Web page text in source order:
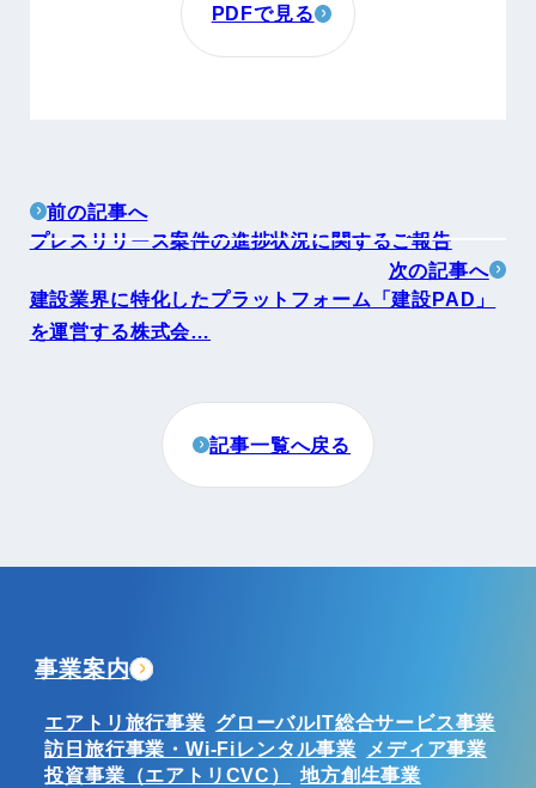
PDFで見る
前の記事へ
プレスリリース案件の進捗状況に関するご報告
次の記事へ
建設業界に特化したプラットフォーム「建設PAD」
を運営する株式会…
記事一覧へ戻る
事業案内
エアトリ旅行事業 グローバルIT総合サービス事業
訪日旅行事業・Wi-Fiレンタル事業
メディア事業
投資事業（エアトリCVC）
地方創生事業